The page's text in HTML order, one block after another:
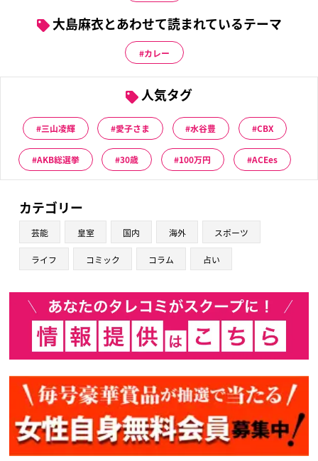
大島麻衣とあわせて読まれているテーマ
カレー
人気タグ
三山凌輝 愛子さま 水谷豊 CBX
AKB総選挙 30歳 100万円 ACEes
カテゴリー
芸能 皇室 国内 海外 スポーツ
ライフ コミック コラム 占い